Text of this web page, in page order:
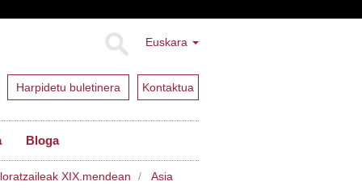
Euskara
Harpidetu buletinera Kontaktua
Bloga
XIX.mendean Asia